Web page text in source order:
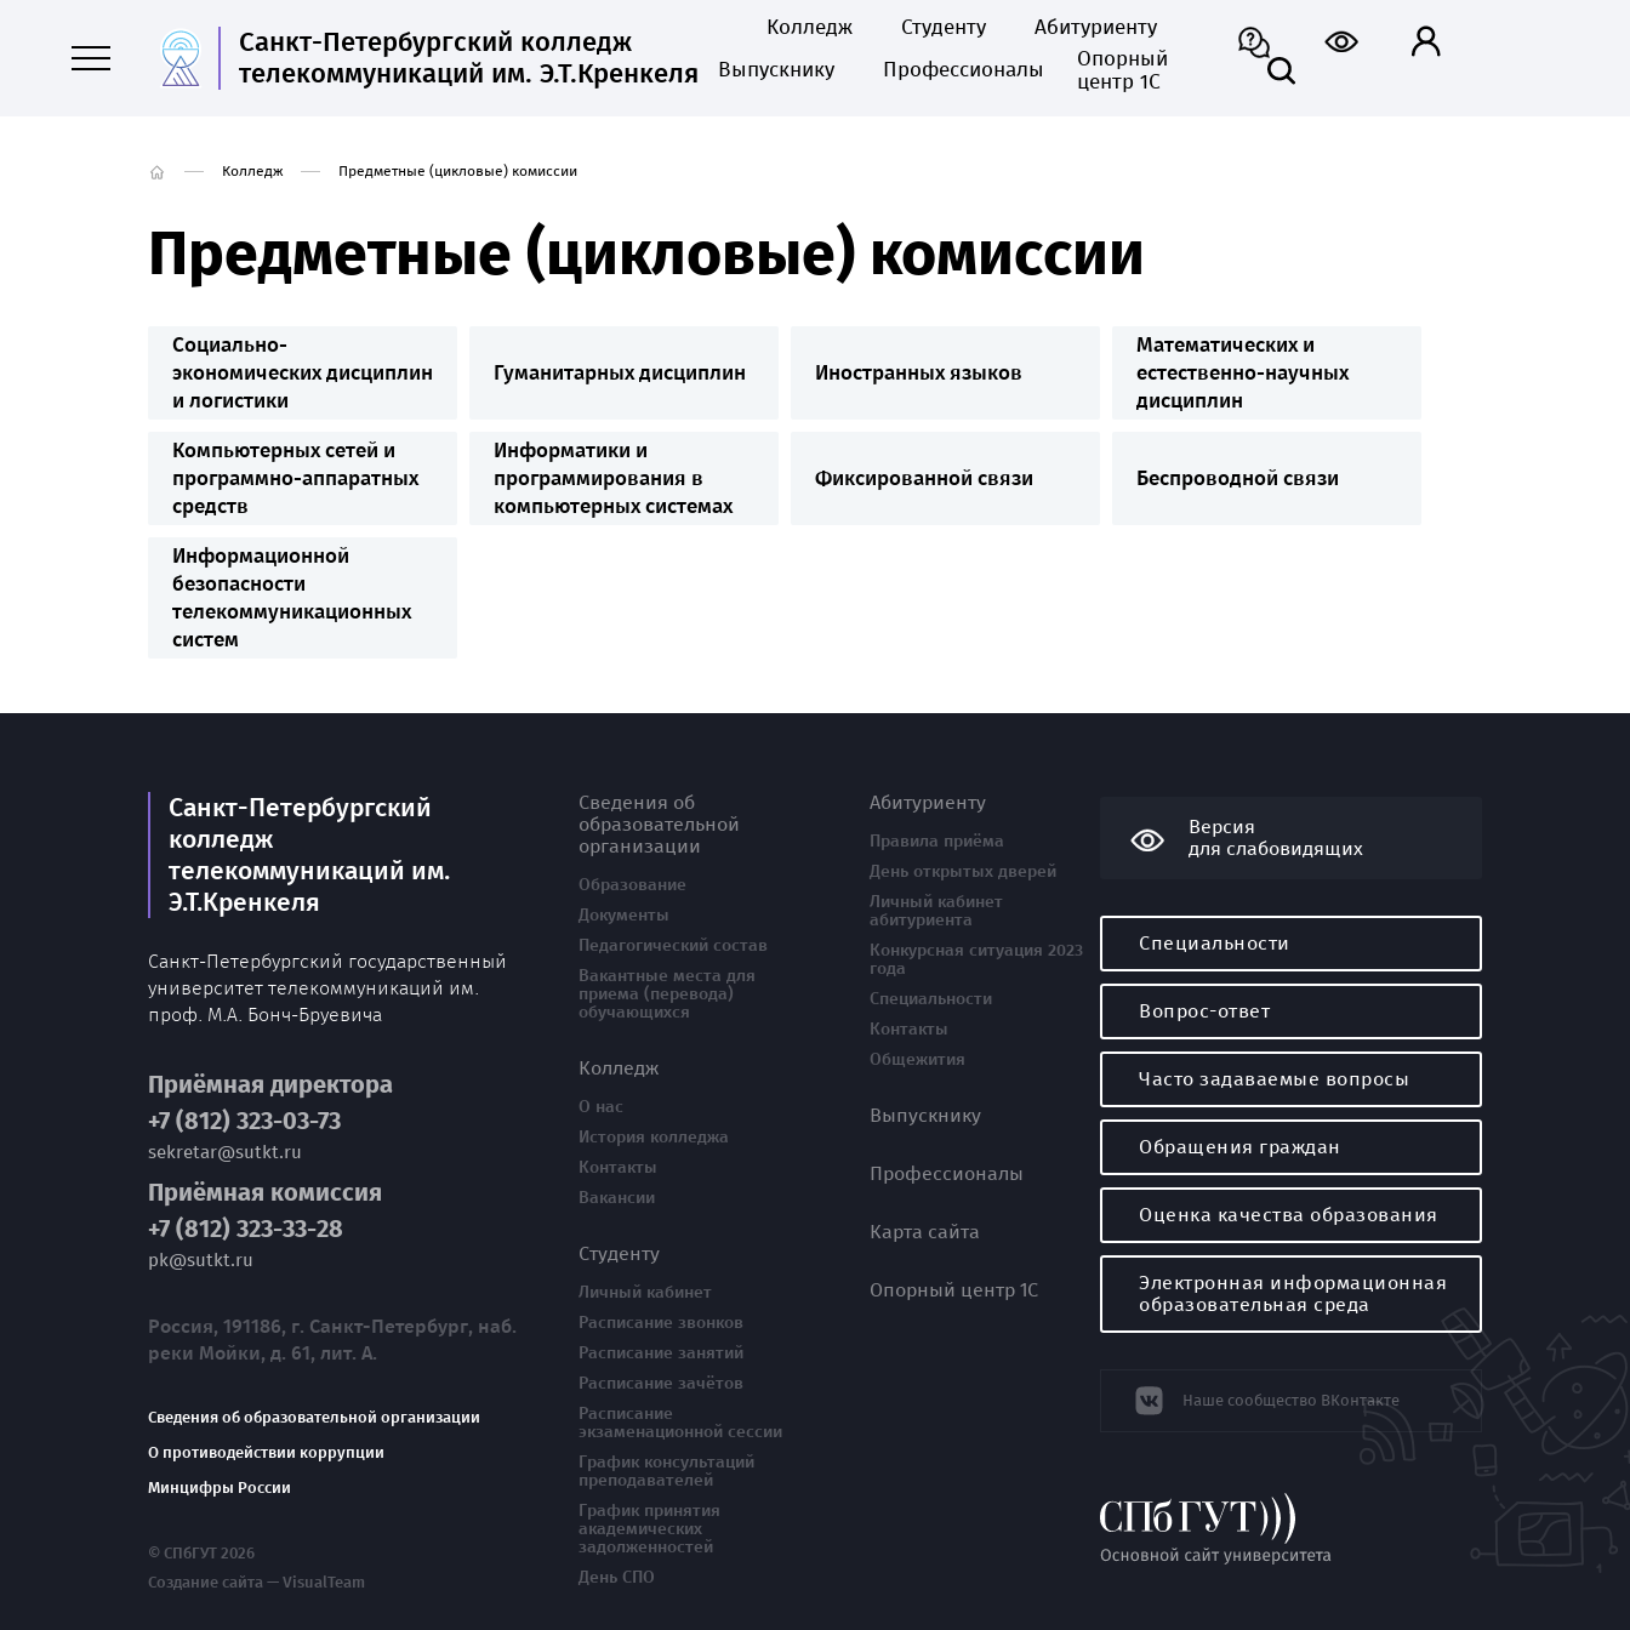
Санкт-Петербургский колледж
телекоммуникаций им. Э.Т.Кренкеля
Колледж Студенту
Абитуриенту
Выпускнику
Профессионалы
Опорный
центр 1С
Колледж Предметные (цикловые) комиссии
Предметные (цикловые) комиссии
Социально-
экономических дисциплин
и логистики
Гуманитарных дисциплин Иностранных языков
Математических и
естественно-научных
дисциплин
Компьютерных сетей и
программно-аппаратных
средств
Информатики и
программирования в
компьютерных системах
Фиксированной связи Беспроводной связи
Информационной
безопасности
телекоммуникационных
систем
Санкт-Петербургский
колледж
телекоммуникаций им.
Э.Т.Кренкеля
Санкт-Петербургский государственный
университет телекоммуникаций им.
проф. М.А. Бонч-Бруевича
Приёмная директора
+7 (812) 323-03-73
sekretar@sutkt.ru
Приёмная комиссия
+7 (812) 323-33-28
pk@sutkt.ru
Россия, 191186, г. Санкт-Петербург, наб.
реки Мойки, д. 61, лит. А.
Сведения об образовательной организации
О противодействии коррупции
Минцифры России
© СПбГУТ 2026
Создание сайта — VisualTeam
Сведения об
образовательной
организации
Образование
Документы
Педагогический состав
Вакантные места для
приема (перевода)
обучающихся
Колледж
О нас
История колледжа
Контакты
Вакансии
Студенту
Личный кабинет
Расписание звонков
Расписание занятий
Расписание зачётов
Расписание
экзаменационной сессии
График консультаций
преподавателей
График принятия
академических
задолженностей
День СПО
Абитуриенту
Правила приёма
День открытых дверей
Личный кабинет
абитуриента
Конкурсная ситуация 2023
года
Специальности
Контакты
Общежития
Выпускнику
Профессионалы
Карта сайта
Опорный центр 1С
Версия
для слабовидящих
Специальности
Вопрос-ответ
Часто задаваемые вопросы
Обращения граждан
Оценка качества образования
Электронная информационная
образовательная среда
Наше сообщество ВКонтакте